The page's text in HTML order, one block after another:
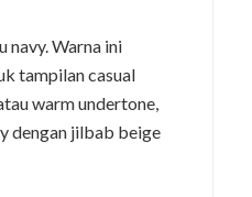
navy. Warna ini
tampilan casual
warm undertone,
dengan jilbab beige